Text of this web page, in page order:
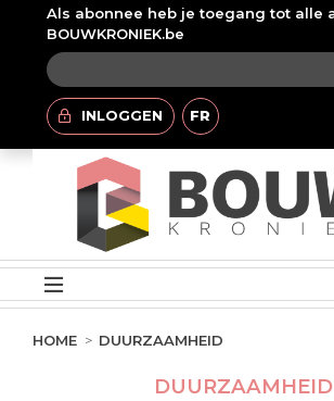
Als abonnee heb je toegang tot alle
BOUWKRONIEK.be
INLOGGEN FR
HOME DUURZAAMHEID
DUURZAAMHEID